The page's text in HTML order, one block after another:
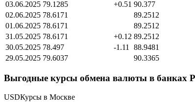
03.06.2025 79.1285 +0.51 90.377
02.06.2025 78.6171
89.2512
01.06.2025 78.6171
89.2512
31.05.2025 78.6171 +0.12 89.2512
30.05.2025 78.497 -1.11 88.9481
29.05.2025 79.6037 90.3365
Выгодные курсы обмена валюты в банках
USDКурсы в Москве